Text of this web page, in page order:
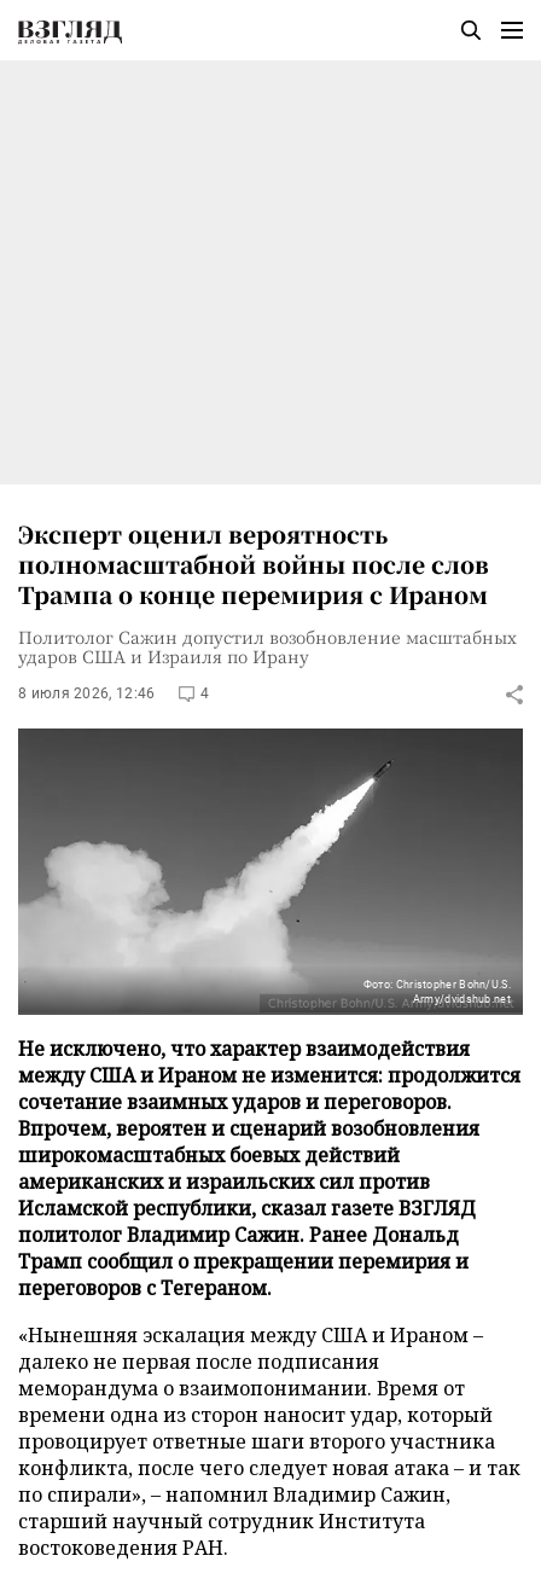
Эксперт оценил вероятность
полномасштабной войны после слов
Трампа о конце перемирия с Ираном
Политолог Сажин допустил возобновление масштабных
ударов США и Израиля по Ирану
8 июля 2026, 12:46 4
Фото: Christopher Bohn/U.S.
Army/dvidshub.net
Не исключено, что характер взаимодействия
между США и Ираном не изменится: продолжится
сочетание взаимных ударов и переговоров.
Впрочем, вероятен и сценарий возобновления
широкомасштабных боевых действий
американских и израильских сил против
Исламской республики, сказал газете ВЗГЛЯД
политолог Владимир Сажин. Ранее Дональд
Трамп сообщил о прекращении перемирия и
переговоров с Тегераном.
«Нынешняя эскалация между США и Ираном –
далеко не первая после подписания
меморандума о взаимопонимании. Время от
времени одна из сторон наносит удар, который
провоцирует ответные шаги второго участника
конфликта, после чего следует новая атака – и так
по спирали», – напомнил Владимир Сажин,
старший научный сотрудник Института
востоковедения РАН.